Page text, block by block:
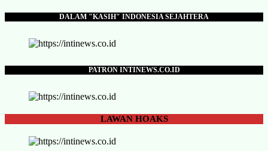
DALAM "KASIH" INDONESIA SEJAHTERA
PATRON INTINEWS.CO.ID
LAWANHOAKS